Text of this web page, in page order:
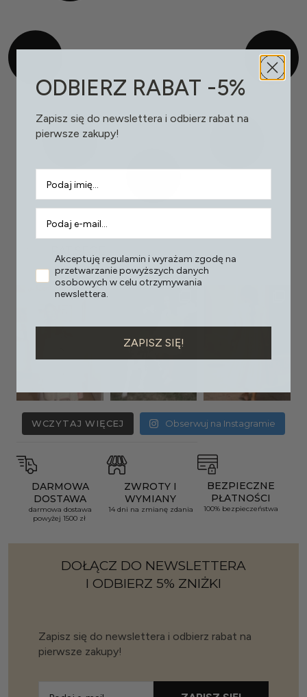
WCZYTAJ WIĘCEJ Obserwuj na Instagramie
DARMOWA
DOSTAWA
darmowa dostawa
powyżej 1500 zł
ZWROTY I
WYMIANY
14 dni na zmianę zdania
BEZPIECZNE
PŁATNOŚCI
100% bezpieczeństwa
DOŁĄCZ DO NEWSLETTERA
I ODBIERZ 5% ZNIŻKI
Zapisz się do newslettera i odbierz rabat na
pierwsze zakupy!
ODBIERZ RABAT -5%
Zapisz się do newslettera i odbierz rabat na
pierwsze zakupy!
Akceptuję regulamin i wyrażam zgodę na
przetwarzanie powyższych danych
osobowych w celu otrzymywania
newslettera.
ZAPISZ SIĘ!